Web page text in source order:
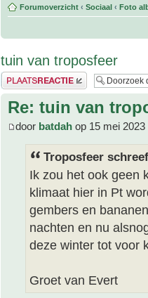
Forumoverzicht ‹ Sociaal ‹ Foto
tuin van troposfeer
Plaats een reactie
Re: tuin van
door batdah op 15 mei 2023
Troposfeer
Ik zou het ook geen
klimaat hier in Pt
gembers en
nachten en nu
deze winter tot voor
Groet van Evert